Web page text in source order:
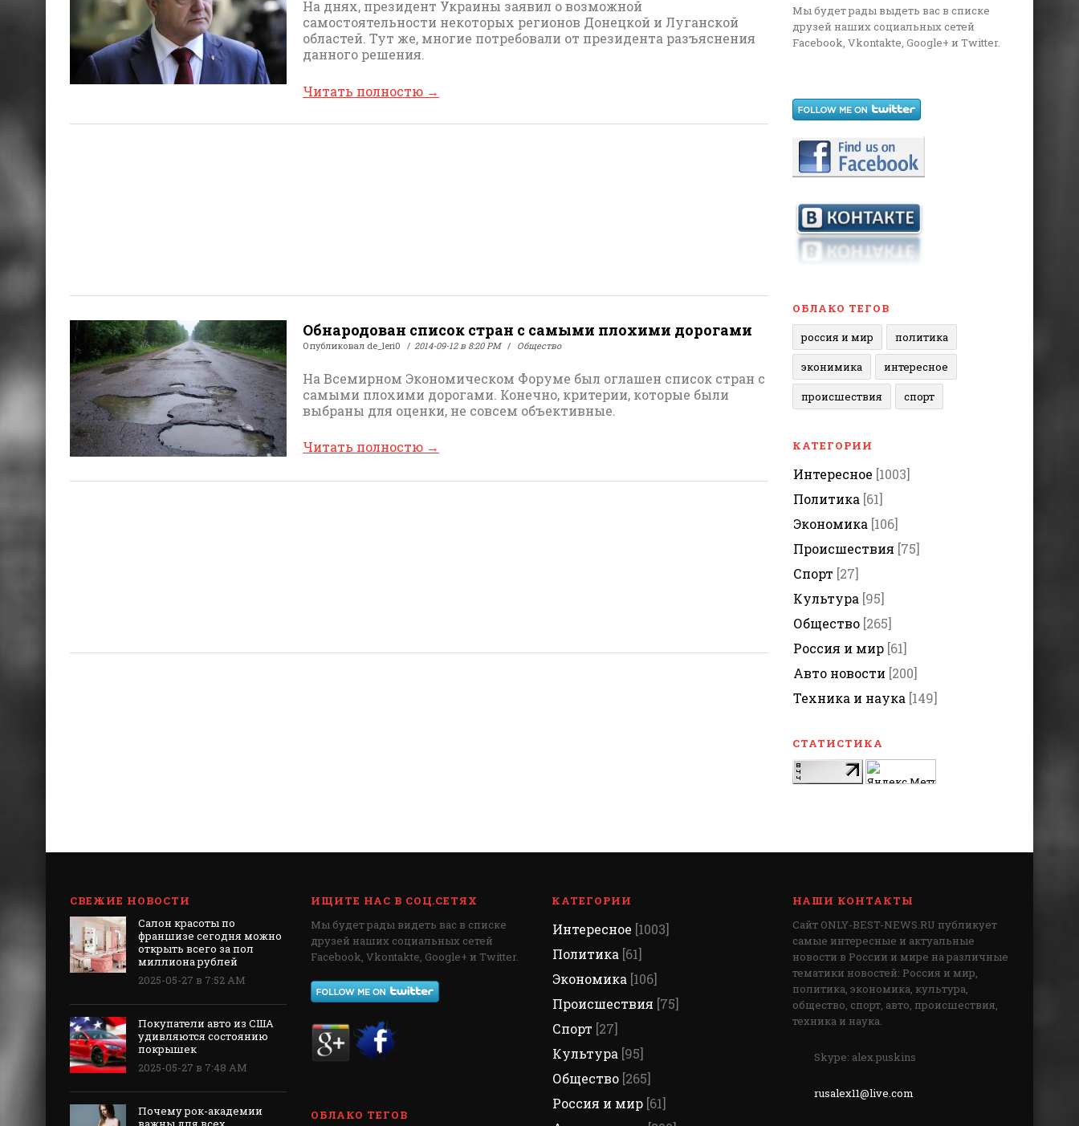
На днях, президент Украины заявил о возможной
самостоятельности некоторых регионов Донецкой и Луганской
областей. Тут же, многие потребовали от президента разъяснения
данного решения.
Читать полностю →
Обнародован список стран с самыми плохими дорогами
Опубликовал de_leri0 2014-09-12 в 8:20 PM Общество
На Всемирном Экономическом Форуме был оглашен список стран с
самыми плохими дорогами. Конечно, критерии, которые были
выбраны для оценки, не совсем объективные.
Читать полностю →
Мы будет рады выдеть вас в списке
друзей наших социальных сетей
Facebook, Vkontakte, Google+ и Twitter.
ОБЛАКО ТЕГОВ
россия и мир
политика
эконимика интересное
происшествия спорт
КАТЕГОРИИ
Интересное [1003]
Политика [61]
Экономика [106]
Происшествия [75]
Спорт [27]
Культура [95]
Общество [265]
Россия и мир [61]
Авто новости [200]
Техника и наука [149]
СТАТИСТИКА
СВЕЖИЕ НОВОСТИ
Салон красоты по
франшизе сегодня можно
открыть всего за пол
миллиона рублей
2025-05-27 в 7:52 AM
Покупатели авто из США
удивляются состоянию
покрышек
2025-05-27 в 7:48 AM
Почему рок-академии
ИЩИТЕ НАС В СОЦ.СЕТЯХ
Мы будет рады видеть вас в списке
друзей наших социальных сетей
Facebook, Vkontakte, Google+ и Twitter.
ОБЛАКО ТЕГОВ
КАТЕГОРИИ
Интересное [1003]
Политика [61]
Экономика [106]
Происшествия [75]
Спорт [27]
Культура [95]
Общество [265]
Россия и мир [61]
НАШИ КОНТАКТЫ
Сайт ONLY-BEST-NEWS.RU публикует
самые интересные и актуальные
новости в России и мире на различные
тематики новостей: Россия и мир,
политика, экономика, культура,
общество, спорт, авто, происшествия,
техника и наука.
Skype: alex.puskins
rusalex11@live.com